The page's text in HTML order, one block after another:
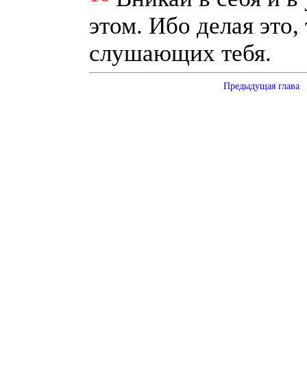
этом. Ибо делая
слушающих тебя.
Предыдущая глава